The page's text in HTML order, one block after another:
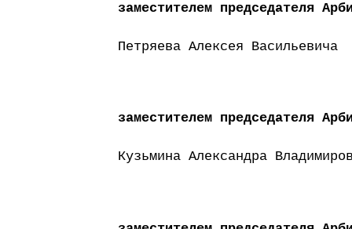
заместителем председателя
Петряева Алексея Васильевича
заместителем председателя
Кузьмина Александра